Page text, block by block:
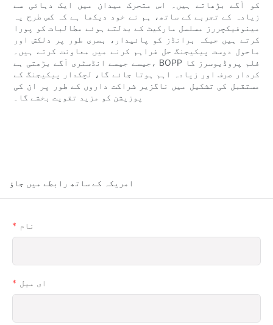
کو آگے بڑھاتے ہیں۔ اس متحرک میدان میں ایک دہائی سے
زیادہ کے تجربے کے ساتھ، ہم نے خود دیکھا ہے کہ کس طرح یہ
مینوفیکچررز مسلسل مارکیٹ کے بدلتے ہوئے مطالبات کو پورا
کرتے ہیں جبکہ برانڈز کو پائیدار، بصری طور پر دلکش اور
ماحول دوست پیکیجنگ حل فراہم کرنے میں معاونت کرتے ہیں۔
جیسے جیسے انڈسٹری آگے بڑھتی ہے، BOPP فلم پروڈیوسرز کا
کردار صرف اور زیادہ اہم ہوتا جائے گا، لچکدار پیکیجنگ کے
مستقبل کی تشکیل میں ناگزیر شراکت داروں کے طور پر ان کی
پوزیشن کو مزید تقویت بخشے گا۔
امریکہ کے ساتھ رابطے میں جاؤ
نام
ای میل